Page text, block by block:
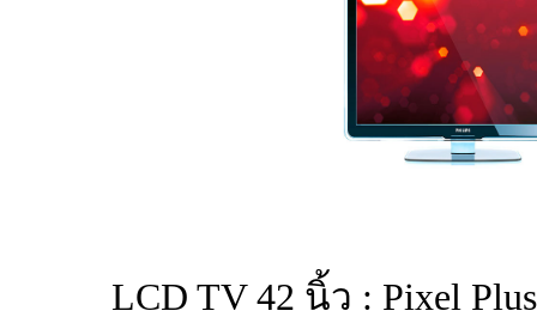
LCD TV 42 นิ้ว : Pixel